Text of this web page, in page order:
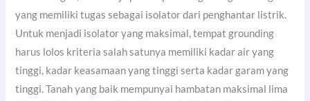
yang memiliki tugas sebagai isolator dari penghantar listrik.
Untuk menjadi isolator yang maksimal, tempat grounding
harus lolos kriteria salah satunya memiliki kadar air yang
tinggi, kadar keasamaan yang tinggi serta kadar garam yang
tinggi. Tanah yang baik mempunyai hambatan maksimal lima